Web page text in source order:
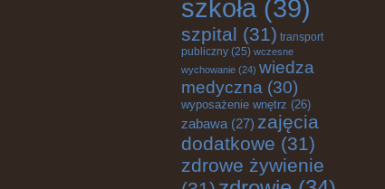
szkoła (39)
szpital (31) transport
publiczny (25) wczesne
wychowanie (24) wiedza
medyczna (30)
wyposażenie wnętrz (26)
zabawa (27) zajęcia
dodatkowe (31)
zdrowe żywienie